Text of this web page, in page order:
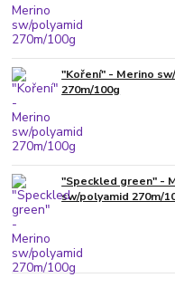
"Koření" - Merino
270m/100g
"Speckled green" -
sw/polyamid 270m/